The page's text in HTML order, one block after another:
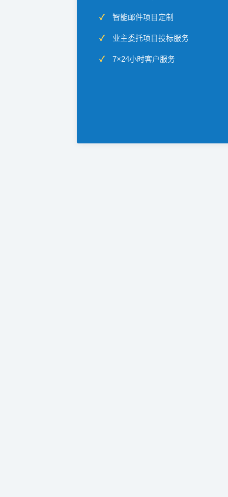
智能邮件项目定制
业主委托项目投标服务
7×24小时客户服务